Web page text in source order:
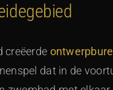
creëerde
dat in de